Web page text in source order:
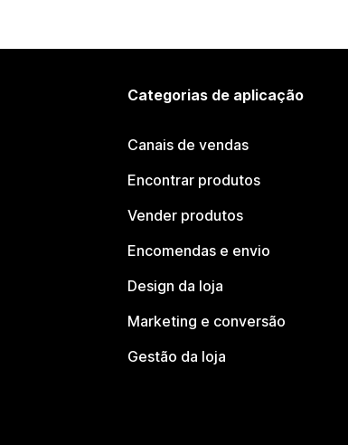
Categorias de aplicação
Canais de vendas
Encontrar produtos
Vender produtos
Encomendas e envio
Design da loja
Marketing e conversão
Gestão da loja